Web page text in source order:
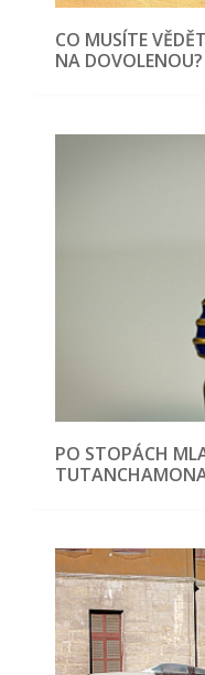
CO MUSÍTE
NA DOVOLENOU?
PO STOPÁCH